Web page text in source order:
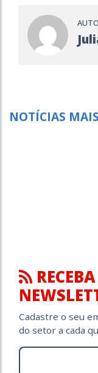
NOTÍCIAS
Cadastre o seu
do setor a cada